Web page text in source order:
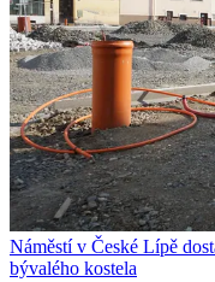
Náměstí v České Lípě
bývalého kostela